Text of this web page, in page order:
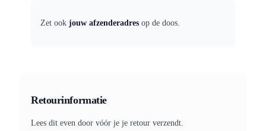
Zet ook jouw afzenderadres op de doos.
Retourinformatie
Lees dit even door vóór je je retour verzendt.